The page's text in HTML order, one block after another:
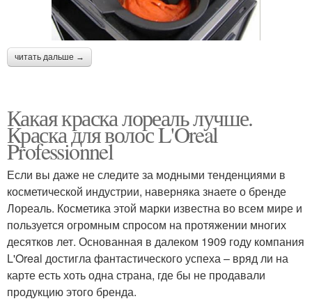
читать дальше →
Какая краска лореаль лучше.
Краска для волос L'Oreal
Professionnel
Если вы даже не следите за модными тенденциями в
косметической индустрии, наверняка знаете о бренде
Лореаль. Косметика этой марки известна во всем мире и
пользуется огромным спросом на протяжении многих
десятков лет. Основанная в далеком 1909 году компания
L'Oreal достигла фантастического успеха – вряд ли на
карте есть хоть одна страна, где бы не продавали
продукцию этого бренда.